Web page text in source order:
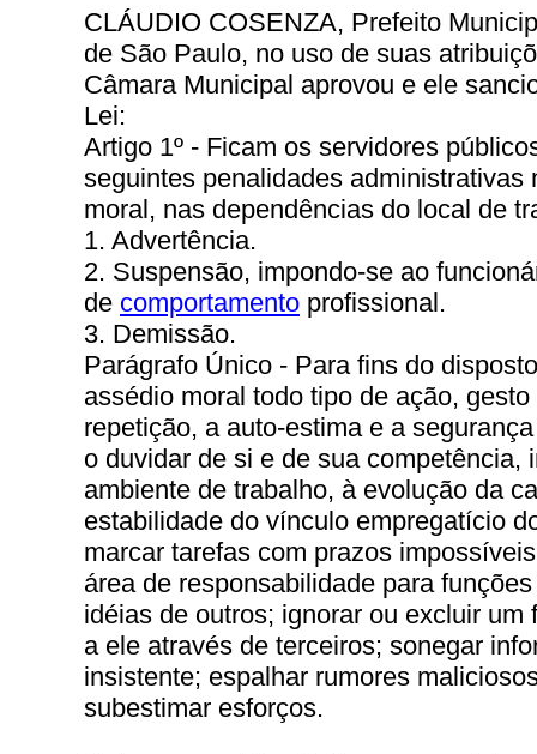
CLÁUDIO COSENZA, Prefeito
de São Paulo, no uso de suas
Câmara Municipal aprovou e ele
Lei:
Artigo 1º - Ficam os servidores
seguintes penalidades administrativas
moral, nas dependências do local de
1. Advertência.
2. Suspensão, impondo-se ao
de comportamento profissional.
3. Demissão.
Parágrafo Único - Para fins do
assédio moral todo tipo de ação,
repetição, a auto-estima e a
o duvidar de si e de sua competência,
ambiente de trabalho, à evolução da
estabilidade do vínculo empregatício
marcar tarefas com prazos
área de responsabilidade para
idéias de outros; ignorar ou excluir
a ele através de terceiros; sonegar
insistente; espalhar rumores
subestimar esforços.